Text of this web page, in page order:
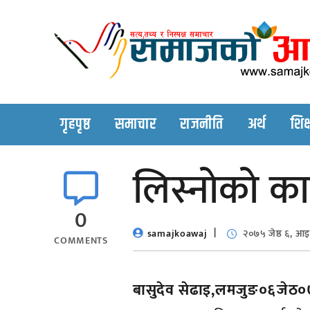
गृहपृष्ठ समाचार राजनीति अर्थ
0
COMMENTS
लिस्नाेकाे
samajkoawaj २०७५ जेष्ठ ६,
बासुदेव